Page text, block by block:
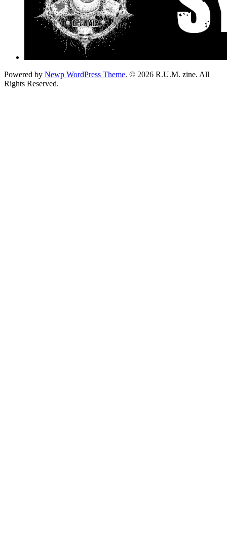
Powered by Newp WordPress Theme. © 2026 R.U.M. zine. All
Rights Reserved.